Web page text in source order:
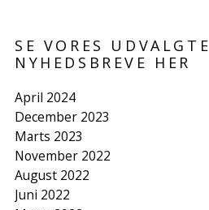
SE VORES UDVALGTE
NYHEDSBREVE HER
April 2024
December 2023
Marts 2023
November 2022
August 2022
Juni 2022